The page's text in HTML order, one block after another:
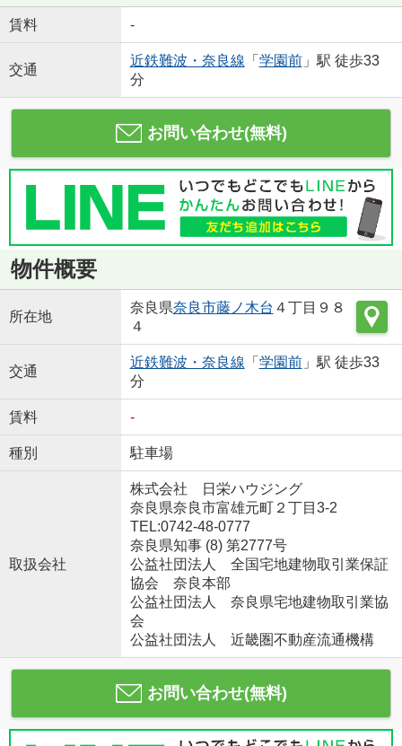
賃料 -
交通
近鉄難波・奈良線 「 学園前」駅 徒歩33
分
お問い合わせ(無料)
物件概要
所在地
奈良県奈良市藤ノ木台 ４丁目９８
４
交通
近鉄難波・奈良線 「 学園前」駅 徒歩33
分
賃料 -
種別 駐車場
取扱会社
株式会社 日栄ハウジング
奈良県奈良市富雄元町２丁目3-2
TEL:0742-48-0777
奈良県知事 (8) 第2777号
公益社団法人 全国宅地建物取引業保証
協会 奈良本部
公益社団法人 奈良県宅地建物取引業協
会
公益社団法人 近畿圏不動産流通機構
お問い合わせ(無料)